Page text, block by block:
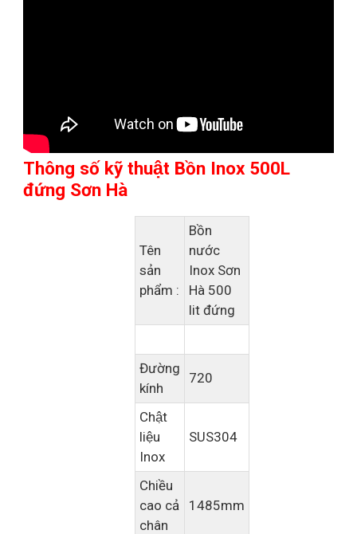
Thông số kỹ thuật Bồn Inox 500L
đứng Sơn Hà
Tên
sản
phẩm :
Bồn
nước
Inox Sơn
Hà 500
lit đứng
Đường
kính
720
Chật
liệu
Inox
SUS304
Chiều
cao cả
chân
1485mm